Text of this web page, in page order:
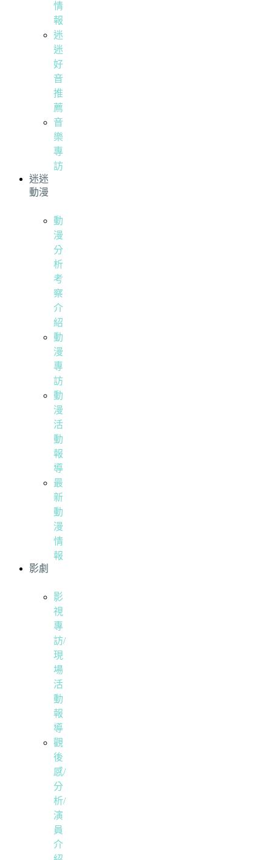
情
報
迷
迷
好
音
推
薦
音
樂
專
訪
迷迷
動漫
動
漫
分
析
考
察
介
紹
動
漫
專
訪
動
漫
活
動
報
導
最
新
動
漫
情
報
影劇
影
視
專
訪/
現
場
活
動
報
導
觀
後
感/
分
析/
演
員
介